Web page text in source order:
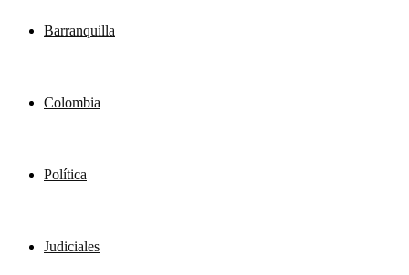
Barranquilla
Colombia
Política
Judiciales